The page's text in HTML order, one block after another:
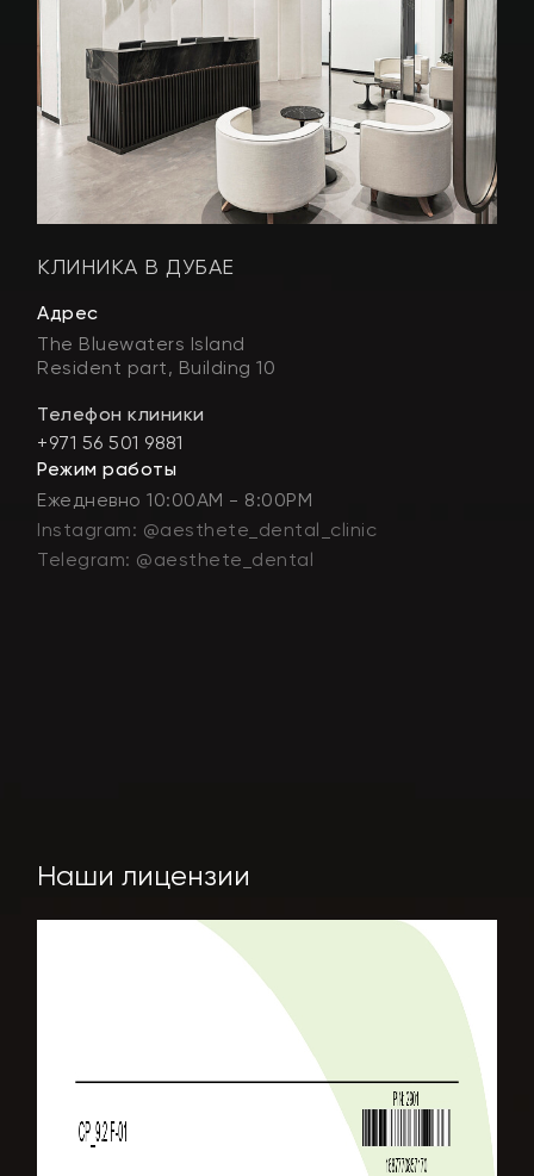
КЛИНИКА В ДУБАЕ
Адрес
The Bluewaters Island
Resident part, Building 10
Телефон клиники
+971 56 501 9881
Режим работы
Ежедневно 10:00AM - 8:00PM
Instagram: @aesthete_dental_clinic
Telegram: @aesthete_dental
Наши лицензии